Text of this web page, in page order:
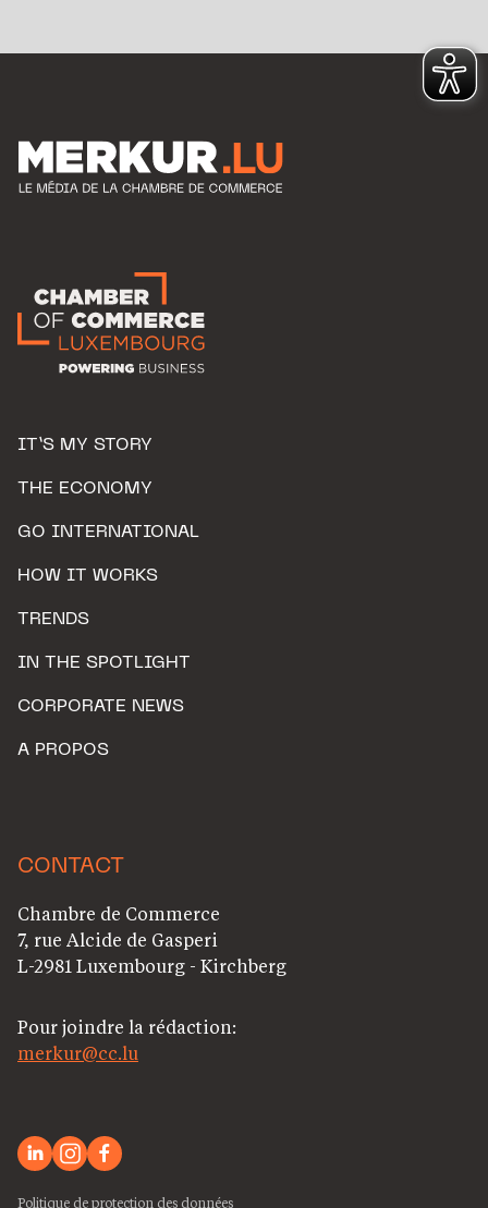
IT’S MY STORY
THE ECONOMY
GO INTERNATIONAL
HOW IT WORKS
TRENDS
IN THE SPOTLIGHT
CORPORATE NEWS
A PROPOS
CONTACT
Chambre de Commerce
7, rue Alcide de Gasperi
L-2981 Luxembourg - Kirchberg
Pour joindre la rédaction:
merkur@cc.lu
Politique de protection des données